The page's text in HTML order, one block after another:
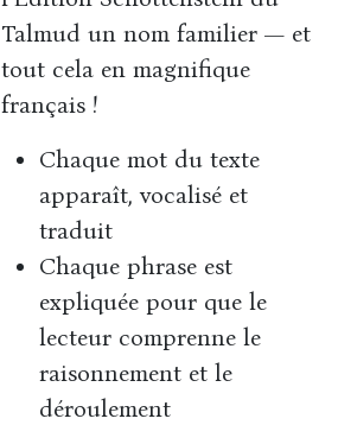
Talmud un nom familier — et
tout cela en magnifique
français !
Chaque mot du texte
apparaît, vocalisé et
traduit
Chaque phrase est
expliquée pour que le
lecteur comprenne le
raisonnement et le
déroulement